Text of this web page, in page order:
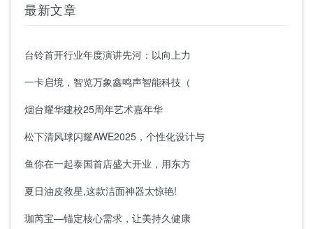
最新文章
台铃首开行业年度演讲先河：以向上力
一卡启境，智览万象鑫鸣声智能科技（
烟台耀华建校25周年艺术嘉年华
松下清风球闪耀AWE2025，个性化设计与
鱼你在一起泰国首店盛大开业，用东方
夏日油皮救星,这款洁面神器太惊艳!
珈芮宝—锚定核心需求，让美持久健康